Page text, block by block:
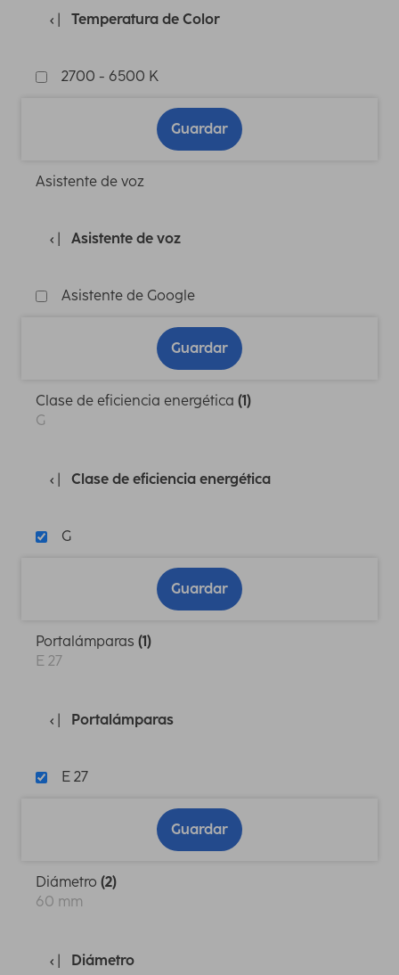
Temperatura de Color
2700 - 6500 K
Guardar
Asistente de voz
Asistente de voz
Asistente de Google
Guardar
Clase de eficiencia energética (1)
G
Clase de eficiencia energética
G
Guardar
Portalámparas (1)
E 27
Portalámparas
E 27
Guardar
Diámetro (2)
60 mm
Diámetro